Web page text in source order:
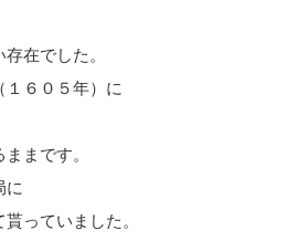
在でした。
６０５年）に
まです。
に
っていました。